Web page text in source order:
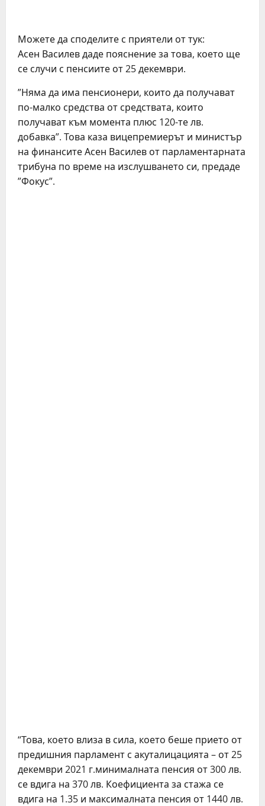
Можете да споделите с приятели от тук:
Асен Василев даде пояснение за това, което ще
се случи с пенсиите от 25 декември.
”Няма да има пенсионери, които да получават
по-малко средства от средствата, които
получават към момента плюс 120-те лв.
добавка”. Това каза вицепремиерът и министър
на финансите Асен Василев от парламентарната
трибуна по време на изслушването си, предаде
”Фокус”.
“Това, което влиза в сила, което беше прието от
предишния парламент с акуталицацията – от 25
декември 2021 г.минималната пенсия от 300 лв.
се вдига на 370 лв. Коефициента за стажа се
вдига на 1.35 и максималната пенсия от 1440 лв.